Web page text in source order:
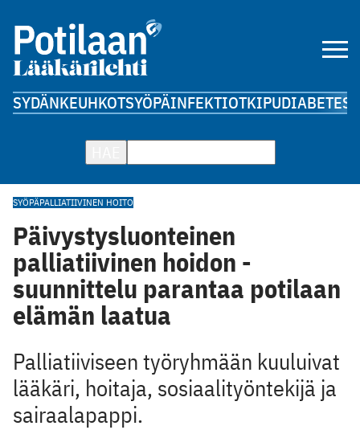
SYDÄNKEUHKOTSYÖPÄINFEKTIOTKIPUDIABETES
SYÖPÄPALLIATIIVINEN HOITO
Päivystysluonteinen
palliatiivinen hoidon ­
suunnittelu parantaa potilaan
elämän laatua
Palliatiiviseen työryhmään kuuluivat
lääkäri, hoitaja, sosiaalityöntekijä ja
sairaalapappi.